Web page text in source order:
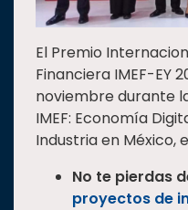
El Premio
Financiera IMEF-EY
noviembre durante
IMEF: Economía
Industria en México,
No te pierdas
proyectos de